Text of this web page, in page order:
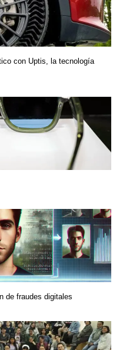
con Uptis, la tecnología
de fraudes digitales